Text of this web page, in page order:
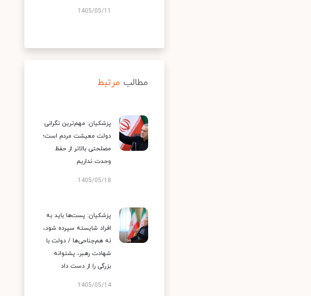
1405/05/11
مطالب مرتبط
پزشکیان: مهم‌ترین نگرانی
دولت معیشت مردم است؛
مصلحتی بالاتر از حفظ
وحدت نداریم
1405/05/18
پزشکیان: پست‌ها باید به
افراد شایسته سپرده شود،
نه هم‌جناحی‌ها / دولت با
شهادت رهبر، پشتوانه
بزرگی را از دست داد
1405/05/14